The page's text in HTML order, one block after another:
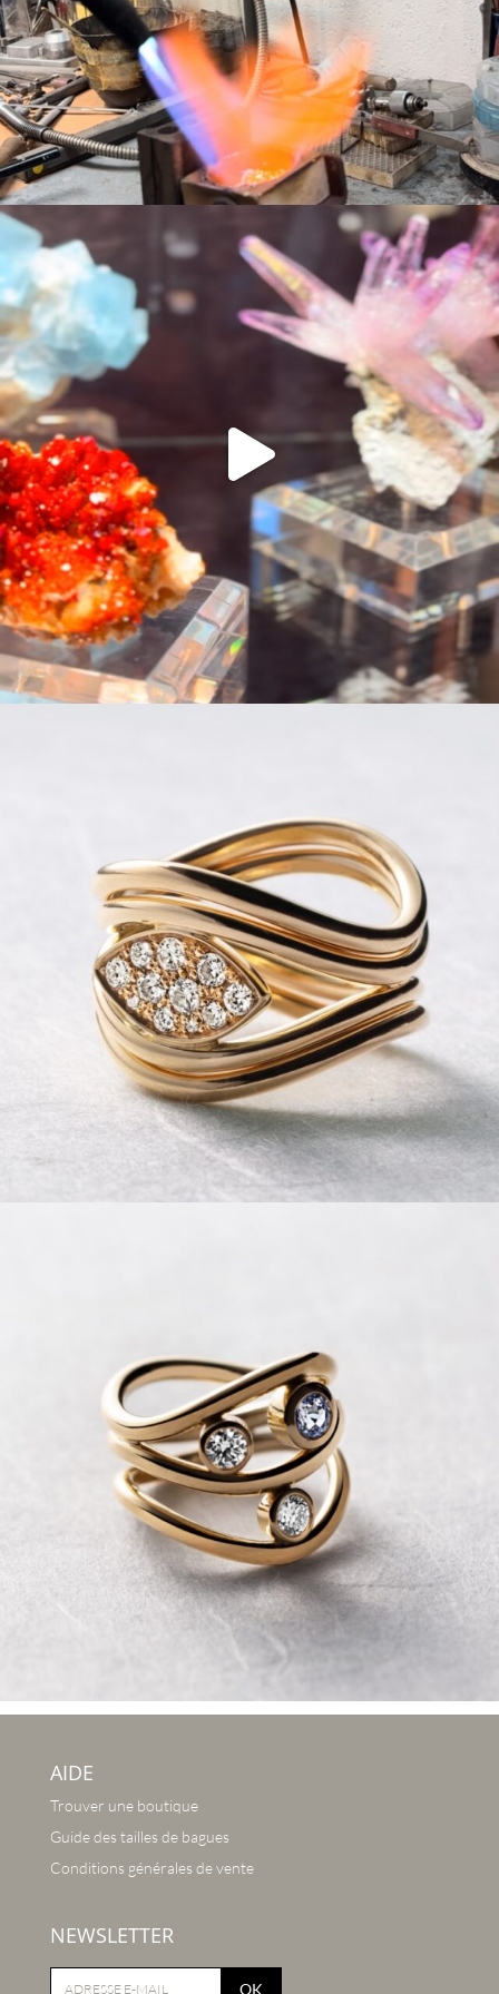
AIDE
Trouver une boutique
Guide des tailles de bagues
Conditions générales de vente
NEWSLETTER
OK